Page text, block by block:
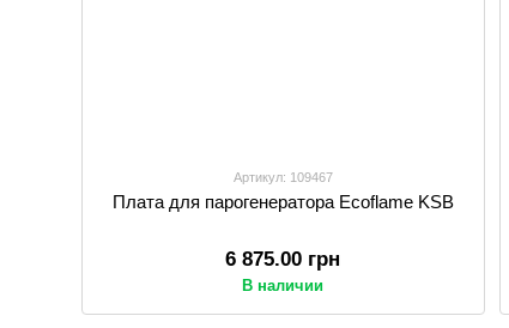
Артикул: 109467
Плата для парогенератора Ecoflame KSВ
6 875.00 грн
В наличии